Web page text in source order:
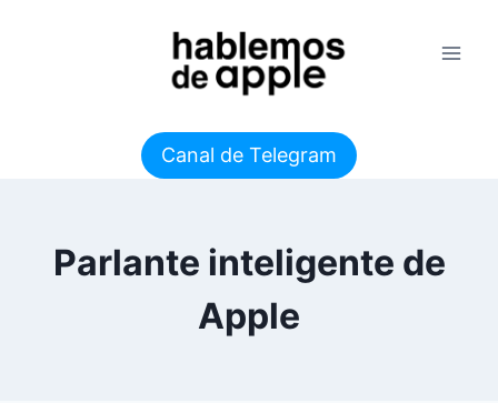
Canal de Telegram
Parlante inteligente de
Apple